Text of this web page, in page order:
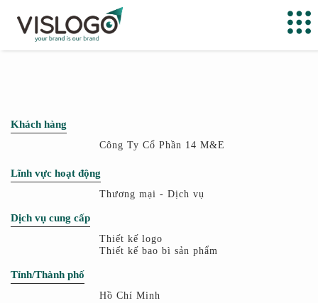
Khách hàng
Công Ty Cổ Phần 14 M&E
Lĩnh vực hoạt động
Thương mại - Dịch vụ
Dịch vụ cung cấp
Thiết kế logo
Thiết kế bao bì sản phẩm
Tỉnh/Thành phố
Hồ Chí Minh